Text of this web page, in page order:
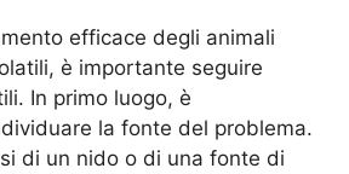
efficace degli animali
è importante seguire
In primo luogo, è
la fonte del problema.
di un nido o di una fonte di